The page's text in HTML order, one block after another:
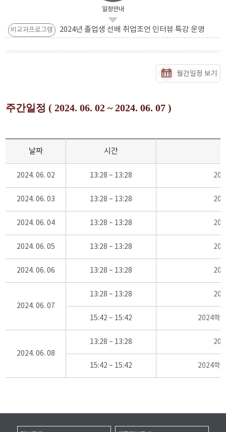
일정안내
비교과프로그램 2024년 졸업생 선배 취업조언 인터뷰 특강 운영
월간일정 보기
주간일정 ( 2024. 06. 02 ~ 2024. 06. 07 )
날짜 시간
2024. 06. 02 13:28 ~ 13:28
2024. 06. 03 13:28 ~ 13:28
2024. 06. 04 13:28 ~ 13:28
2024. 06. 05 13:28 ~ 13:28
2024. 06. 06 13:28 ~ 13:28
2024. 06. 07
13:28 ~ 13:28
15:42 ~ 15:42 2024학
2024. 06. 08
13:28 ~ 13:28
15:42 ~ 15:42 2024학